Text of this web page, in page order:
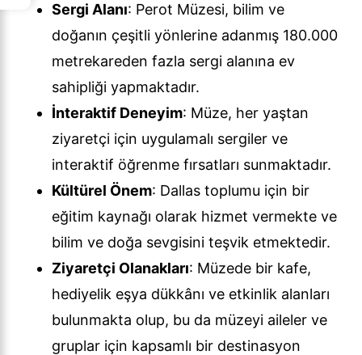
Sergi Alanı: Perot Müzesi, bilim ve
doğanın çeşitli yönlerine adanmış 180.000
metrekareden fazla sergi alanına ev
sahipliği yapmaktadır.
İnteraktif Deneyim: Müze, her yaştan
ziyaretçi için uygulamalı sergiler ve
interaktif öğrenme fırsatları sunmaktadır.
Kültürel Önem: Dallas toplumu için bir
eğitim kaynağı olarak hizmet vermekte ve
bilim ve doğa sevgisini teşvik etmektedir.
Ziyaretçi Olanakları: Müzede bir kafe,
hediyelik eşya dükkânı ve etkinlik alanları
bulunmakta olup, bu da müzeyi aileler ve
gruplar için kapsamlı bir destinasyon